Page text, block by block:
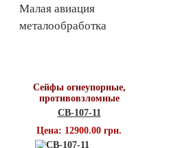
Малая авиация
металообработка
Сейфы огнеупорные,
противовзломные
СВ-107-11
Цена: 12900.00 грн.